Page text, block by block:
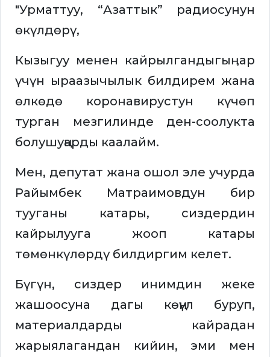
"Урматтуу, “Азаттык” радиосунун
өкүлдөрү,
Кызыгуу менен кайрылгандыгыӊар
үчүн ыраазычылык билдирем жана
өлкөдө коронавирустун күчөп
турган мезгилинде ден-соолукта
болушуңарды каалайм.
Мен, депутат жана ошол эле учурда
Райымбек Матраимовдун бир
тууганы катары, сиздердин
кайрылууга жооп катары
төмөнкүлөрдү билдиргим келет.
Бүгүн, сиздер инимдин жеке
жашоосуна дагы көңүл буруп,
материалдарды кайрадан
жарыялагандан кийин, эми мен